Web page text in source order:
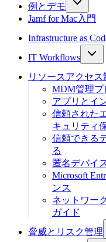
例とデモ
Jamf for Mac入門
Infrastructure as
IT Workflows
リソースアクセス
MDM管理プ
アプリとイ
信頼された
キュリティ
信頼できる
る
匿名デバイ
Microsoft
ンス
ネットワー
ガイド
脅威とリスク管理